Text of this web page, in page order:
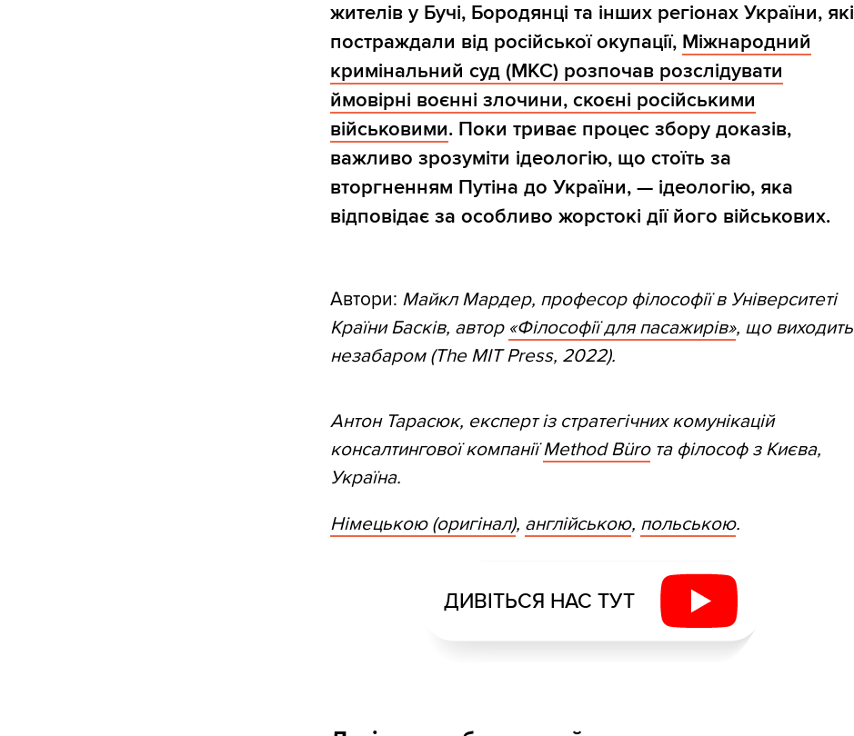
жителів у Бучі, Бородянці та інших регіонах України, які
постраждали від російської окупації, Міжнародний
кримінальний суд (МКС) розпочав розслідувати
ймовірні воєнні злочини, скоєні російськими
військовими. Поки триває процес збору доказів,
важливо зрозуміти ідеологію, що стоїть за
вторгненням Путіна до України, — ідеологію, яка
відповідає за особливо жорстокі дії його військових.
Автори: Майкл Мардер, професор філософії в Університеті
Країни Басків, автор «Філософії для пасажирів», що виходить
незабаром (The MIT Press, 2022).
Антон Тарасюк, експерт із стратегічних комунікацій
консалтингової компанії Method Büroта філософ з Києва,
Україна.
Німецькою (оригінал), англійською, польською.
ДИВІТЬСЯ НАС ТУТ